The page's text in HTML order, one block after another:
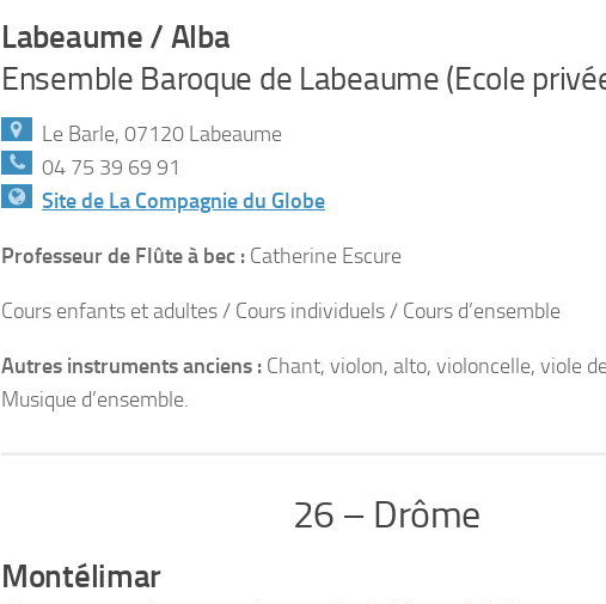
Labeaume / Alba
Ensemble Baroque de Labeaume (Ecole
Le Barle, 07120 Labeaume
04 75 39 69 91
Site de La Compagnie du Globe
Professeur de Flûte à bec : Catherine Escure
Cours enfants et adultes / Cours individuels / Cours d’ensemble
Autres instruments anciens : Chant, violon, alto, violoncelle, viole
Musique d’ensemble.
26 – Drôme
Montélimar